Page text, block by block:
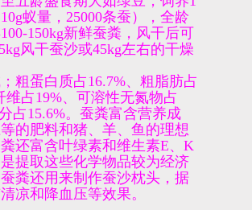
蚁量，25000条蚕），全龄
150kg新鲜蚕粪，风干后可
风干蚕沙或45kg左右的干燥
粗蛋白质占16.7%、粗脂肪占
维占19%、可溶性无氮物占
占15.6%。蚕粪富含营养成
的肥料和猪、羊、鱼的理想
还富含叶绿素和维生素E、K
提取这些化学物品较为经济
粪还用来制作蚕沙枕头，据
凉和降血压等效果。